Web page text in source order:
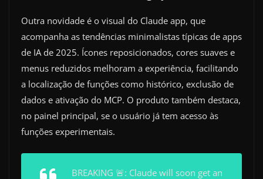
Outra novidade é o visual do Claude app, que
acompanha as tendências minimalistas típicas de apps
de IA de 2025. Ícones reposicionados, cores suaves e
menus reduzidos melhoram a experiência, facilitando
a localização de funções como histórico, exclusão de
dados e ativação do MCP. O produto também destaca,
no painel principal, se o usuário já tem acesso às
funções experimentais.
BREAKING 🚨: Claude will soon get an